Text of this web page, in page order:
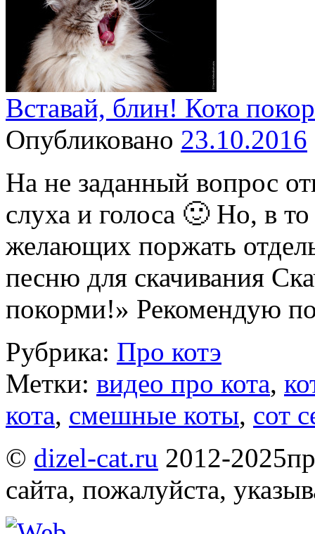
Вставай, блин! Кота
Опубликовано 23.10.2016
На не заданный вопрос
слуха и голоса 🙂 Но, в
желающих поржать
песню для скачивания
покорми!» Рекомендую
Рубрика: Про котэ
Метки: видео про кота,
кота, смешные коты, сот
© dizel-cat.ru 2012-2025
сайта, пожалуйста,